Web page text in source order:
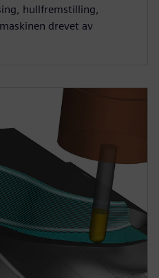
hullfremstilling,
drevet av